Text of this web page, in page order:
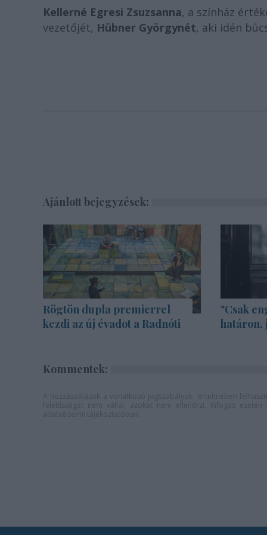
Kellerné Egresi Zsuzsanna, a színház
vezetőjét, Hübner Györgynét, aki idén
Ajánlott bejegyzések:
Rögtön dupla premierrel
kezdi az új évadot a Radnóti
"Csak
határon,
Kommentek: